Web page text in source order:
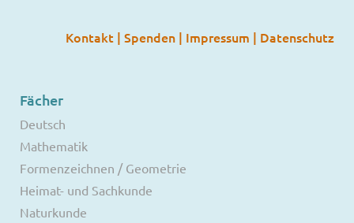
Kontakt | Spenden | Impressum | Datenschutz
Fächer
Deutsch
Mathematik
Formenzeichnen / Geometrie
Heimat- und Sachkunde
Naturkunde